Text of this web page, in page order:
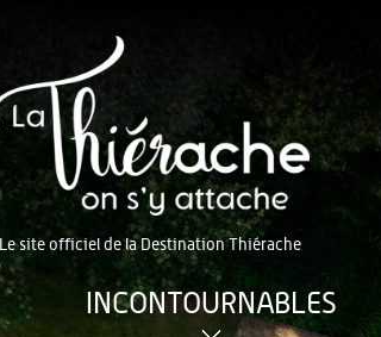
Le site officiel de la Destination Thiérache
INCONTOURNABLES